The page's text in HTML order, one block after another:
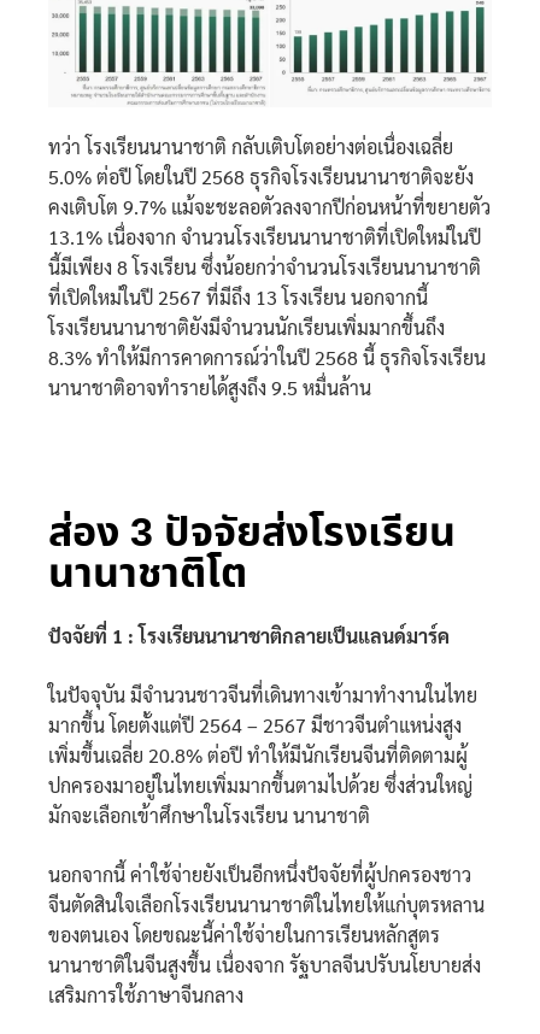
ทว่า โรงเรียนนานาชาติ กลับเติบโตอย่างต่อเนื่องเฉลี่ย
5.0% ต่อปี โดยในปี 2568 ธุรกิจโรงเรียนนานาชาติจะยัง
คงเติบโต 9.7% แม้จะชะลอตัวลงจากปีก่อนหน้าที่ขยายตัว
13.1% เนื่องจาก จำนวนโรงเรียนนานาชาติที่เปิดใหม่ในปี
นี้มีเพียง 8 โรงเรียน ซึ่งน้อยกว่าจำนวนโรงเรียนนานาชาติ
ที่เปิดใหม่ในปี 2567 ที่มีถึง 13 โรงเรียน นอกจากนี้
โรงเรียนนานาชาติยังมีจำนวนนักเรียนเพิ่มมากขึ้นถึง
8.3% ทำให้มีการคาดการณ์ว่าในปี 2568 นี้ ธุรกิจโรงเรียน
นานาชาติอาจทำรายได้สูงถึง 9.5 หมื่นล้าน
ส่อง 3 ปัจจัยส่งโรงเรียน
นานาชาติโต
ปัจจัยที่ 1 : โรงเรียนนานาชาติกลายเป็นแลนด์มาร์ค
ในปัจจุบัน มีจำนวนชาวจีนที่เดินทางเข้ามาทำงานในไทย
มากขึ้น โดยตั้งแต่ปี 2564 – 2567 มีชาวจีนตำแหน่งสูง
เพิ่มขึ้นเฉลี่ย 20.8% ต่อปี ทำให้มีนักเรียนจีนที่ติดตามผู้
ปกครองมาอยู่ในไทยเพิ่มมากขึ้นตามไปด้วย ซึ่งส่วนใหญ่
มักจะเลือกเข้าศึกษาในโรงเรียน นานาชาติ
นอกจากนี้ ค่าใช้จ่ายยังเป็นอีกหนึ่งปัจจัยที่ผู้ปกครองชาว
จีนตัดสินใจเลือกโรงเรียนนานาชาติในไทยให้แก่บุตรหลาน
ของตนเอง โดยขณะนี้ค่าใช้จ่ายในการเรียนหลักสูตร
นานาชาติในจีนสูงขึ้น เนื่องจาก รัฐบาลจีนปรับนโยบายส่ง
เสริมการใช้ภาษาจีนกลาง